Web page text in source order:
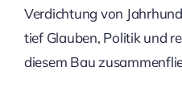
Verdichtung von
tief Glauben, Politik und
diesem Bau